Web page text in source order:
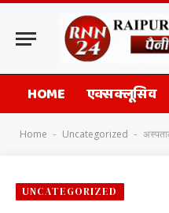
HOME एक्सक्लूसिव
Home - Uncategorized - अस्पताल की
UNCATEGORIZED